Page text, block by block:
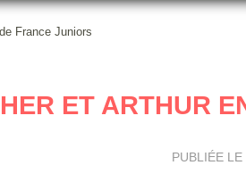
France Juniors
ET ARTHUR
PUBLIÉE LE